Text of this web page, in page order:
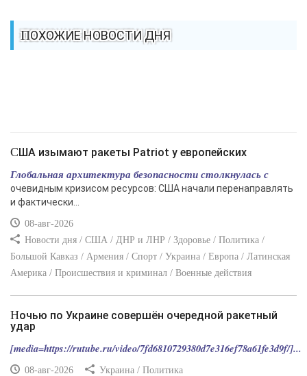
ПОХОЖИЕ НОВОСТИ ДНЯ
США изымают ракеты Patriot у европейских
Глобальная архитектура безопасности столкнулась с
очевидным кризисом ресурсов: США начали перенаправлять
и фактически...
08-авг-2026
Новости дня / США / ДНР и ЛНР / Здоровье / Политика /
Большой Кавказ / Армения / Спорт / Украина / Европа / Латинская
Америка / Происшествия и криминал / Военные действия
Ночью по Украине совершён очередной ракетный
удар
[media=https://rutube.ru/video/7fd6810729380d7e316ef78a61fe3d9f/]...
08-авг-2026 Украина / Политика